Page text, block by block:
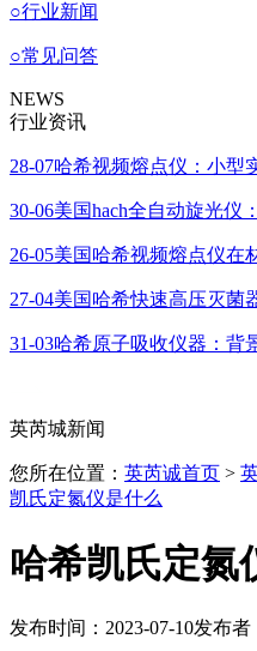
○行业新闻
○常见问答
NEWS
行业资讯
28-07哈希视频熔点仪：小型
30-06美国hach全自动旋光仪
26-05美国哈希视频熔点仪在
27-04美国哈希快速高压灭菌
31-03哈希原子吸收仪器：背
英芮城新闻
您所在位置： 英芮诚首页 >
凯氏定氮仪是什么
哈希凯氏定氮
发布时间：2023-07-10发布者